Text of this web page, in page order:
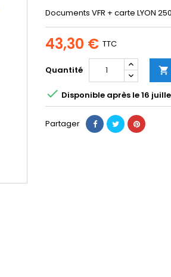
Documents VFR + carte LYON
43,30 € TTC
Quantité 
 Disponible après le 16
Partager